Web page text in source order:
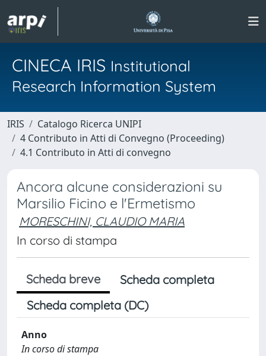
CINECA IRIS Institutional
Research Information System
IRIS
Catalogo Ricerca UNIPI
4 Contributo in Atti di Convegno (Proceeding)
4.1 Contributo in Atti di convegno
Ancora alcune considerazioni su
Marsilio Ficino e l'Ermetismo
MORESCHINI, CLAUDIO MARIA
In corso di stampa
Scheda breve
Scheda completa
Scheda completa (DC)
Anno
In corso di stampa